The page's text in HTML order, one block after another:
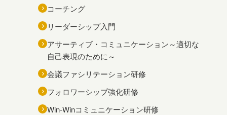
コーチング
リーダーシップ入門
アサーティブ・コミュニケーション～適切な
自己表現のために～
会議ファシリテーション研修
フォロワーシップ強化研修
Win-Winコミュニケーション研修